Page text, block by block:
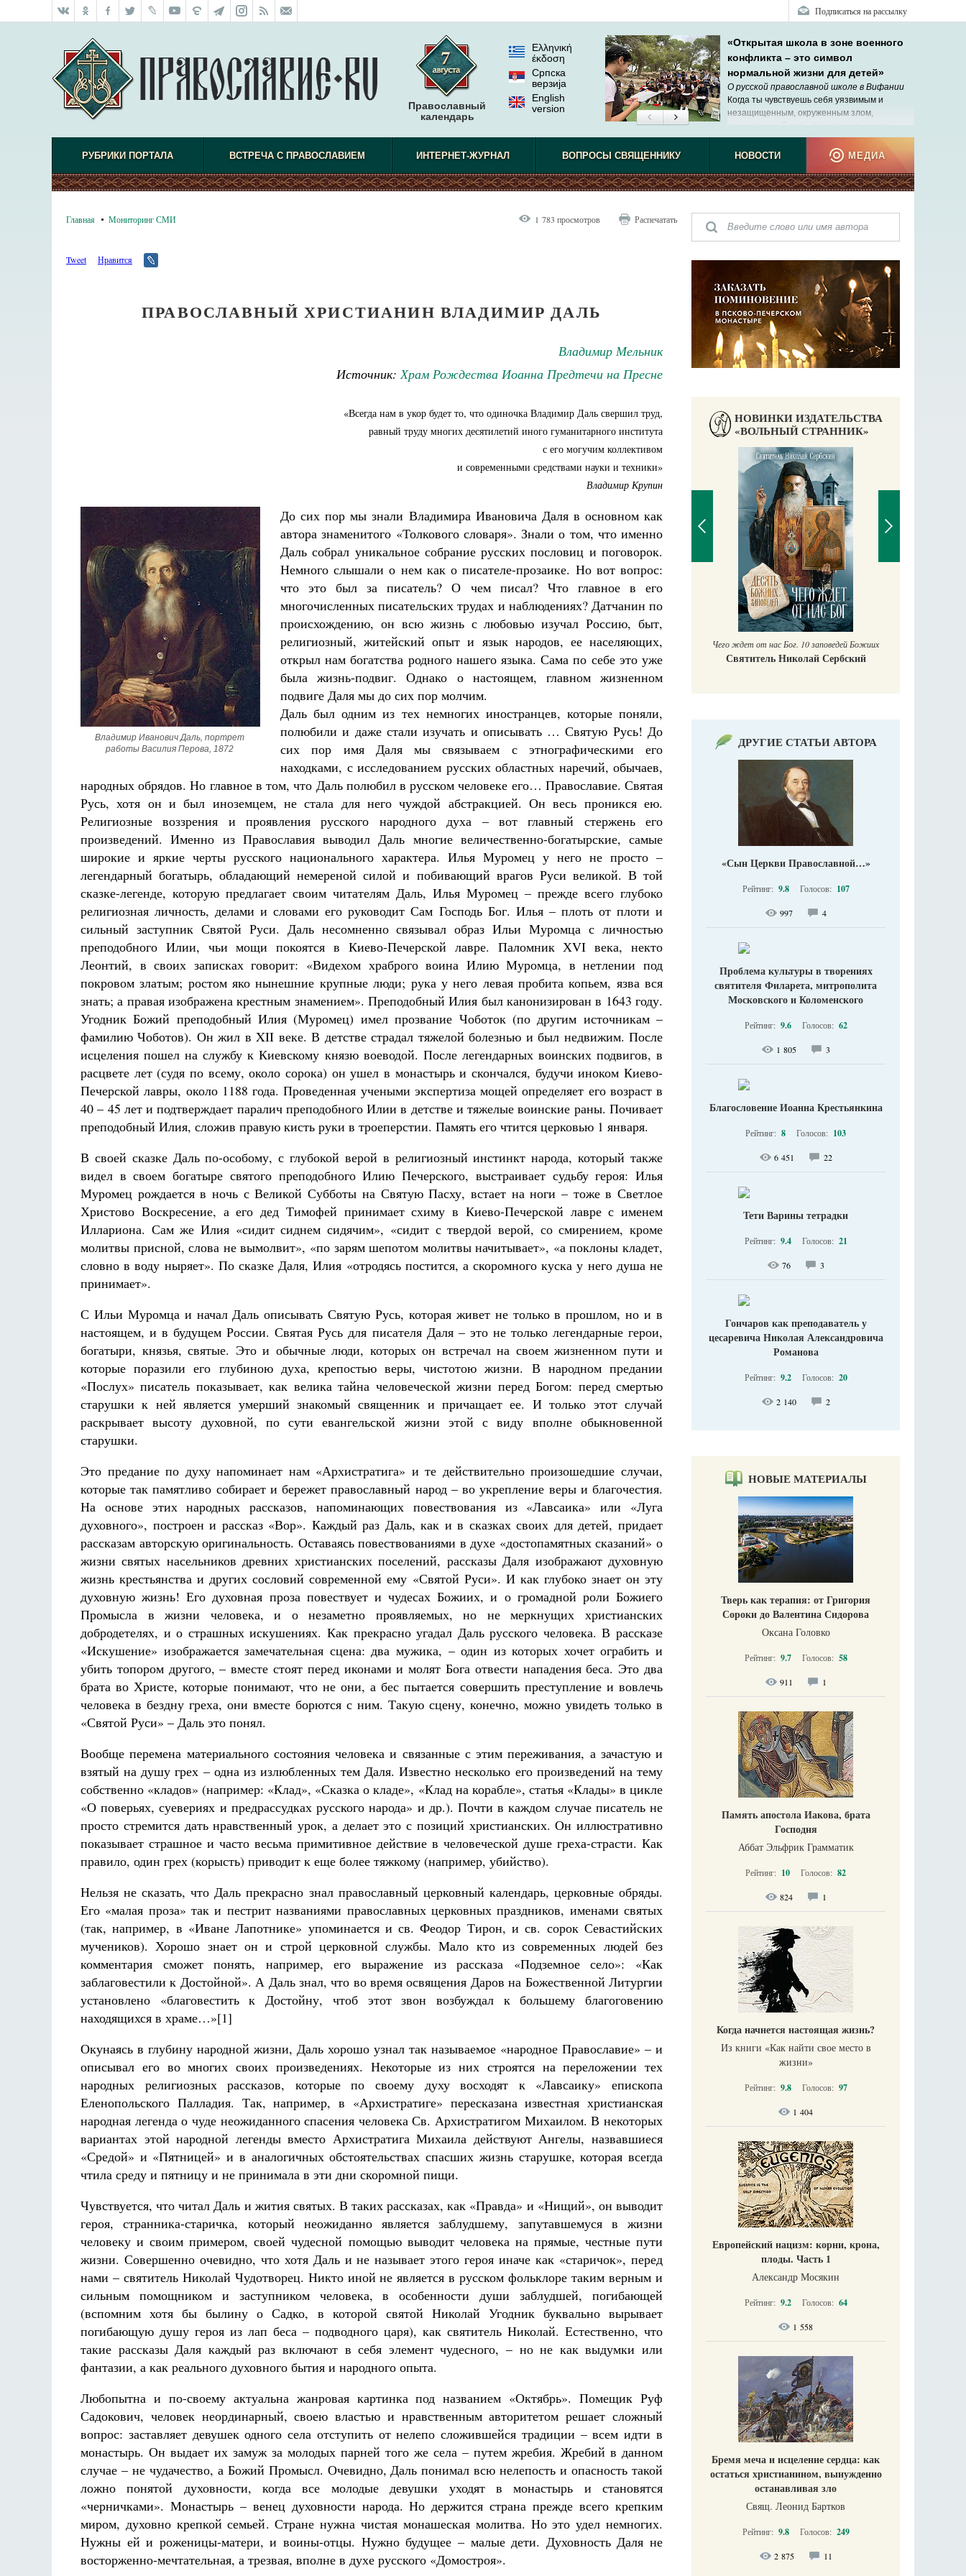
Подписаться на рассылку
Православный
календарь
Ελληνική
έκδοση
Српска
верзиjа
English
version
«Открытая школа в зоне военного
конфликта – это символ
нормальной жизни для детей»
О русской православной школе в Вифании
Когда ты чувствуешь себя уязвимым и
незащищенным, окруженным злом,
прийти помощь, – Господь.
РУБРИКИ ПОРТАЛА ВСТРЕЧА С ПРАВОСЛАВИЕМ ИНТЕРНЕТ-ЖУРНАЛ ВОПРОСЫ СВЯЩЕННИКУ НОВОСТИ МЕДИА
Главная Мониторинг СМИ 1 783 просмотров Распечатать
Tweet Нравится
ПРАВОСЛАВНЫЙ ХРИСТИАНИН ВЛАДИМИР ДАЛЬ
Владимир Мельник
Источник:Храм Рождества Иоанна Предтечи на Пресне
«Всегда нам в укор будет то, что одиночка Владимир Даль свершил труд,
равный труду многих десятилетий иного гуманитарного института
с его могучим коллективом
и современными средствами науки и техники»
Владимир Крупин
Владимир Иванович Даль, портрет
работы Василия Перова, 1872
До сих пор мы знали Владимира Ивановича Даля в основном как
автора знаменитого «Толкового словаря». Знали о том, что именно
Даль собрал уникальное собрание русских пословиц и поговорок.
Немного слышали о нем как о писателе-прозаике. Но вот вопрос:
что это был за писатель? О чем писал? Что главное в его
многочисленных писательских трудах и наблюдениях? Датчанин по
происхождению, он всю жизнь с любовью изучал Россию, быт,
религиозный, житейский опыт и язык народов, ее населяющих,
открыл нам богатства родного нашего языка. Сама по себе это уже
была жизнь-подвиг. Однако о настоящем, главном жизненном
подвиге Даля мы до сих пор молчим.
Даль был одним из тех немногих иностранцев, которые поняли,
полюбили и даже стали изучать и описывать … Святую Русь! До
сих пор имя Даля мы связываем с этнографическими его
находками, с исследованием русских областных наречий, обычаев,
народных обрядов. Но главное в том, что Даль полюбил в русском человеке его… Православие. Святая
Русь, хотя он и был иноземцем, не стала для него чуждой абстракцией. Он весь проникся ею.
Религиозные воззрения и проявления русского народного духа – вот главный стержень его
произведений. Именно из Православия выводил Даль многие величественно-богатырские, самые
широкие и яркие черты русского национального характера. Илья Муромец у него не просто –
легендарный богатырь, обладающий немереной силой и побивающий врагов Руси великой. В той
сказке-легенде, которую предлагает своим читателям Даль, Илья Муромец – прежде всего глубоко
религиозная личность, делами и словами его руководит Сам Господь Бог. Илья – плоть от плоти и
сильный заступник Святой Руси. Даль несомненно связывал образ Ильи Муромца с личностью
преподобного Илии, чьи мощи покоятся в Киево-Печерской лавре. Паломник ХVI века, некто
Леонтий, в своих записках говорит: «Видехом храброго воина Илию Муромца, в нетлении под
покровом златым; ростом яко нынешние крупные люди; рука у него левая пробита копьем, язва вся
знать; а правая изображена крестным знамением». Преподобный Илия был канонизирован в 1643 году.
Угодник Божий преподобный Илия (Муромец) имел прозвание Чоботок (по другим источникам –
фамилию Чоботов). Он жил в XII веке. В детстве страдал тяжелой болезнью и был недвижим. После
исцеления пошел на службу к Киевскому князю воеводой. После легендарных воинских подвигов, в
расцвете лет (судя по всему, около сорока) он ушел в монастырь и скончался, будучи иноком Киево-
Печерской лавры, около 1188 года. Проведенная учеными экспертиза мощей определяет его возраст в
40 – 45 лет и подтверждает паралич преподобного Илии в детстве и тяжелые воинские раны. Почивает
преподобный Илия, сложив правую кисть руки в троеперстии. Память его чтится церковью 1 января.
В своей сказке Даль по-особому, с глубокой верой в религиозный инстинкт народа, который также
видел в своем богатыре святого преподобного Илию Печерского, выстраивает судьбу героя: Илья
Муромец рождается в ночь с Великой Субботы на Святую Пасху, встает на ноги – тоже в Светлое
Христово Воскресение, а его дед Тимофей принимает схиму в Киево-Печерской лавре с именем
Иллариона. Сам же Илия «сидит сиднем сидячим», «сидит с твердой верой, со смирением, кроме
молитвы присной, слова не вымолвит», «по зарям шепотом молитвы начитывает», «а поклоны кладет,
словно в воду ныряет». По сказке Даля, Илия «отродясь постится, а скоромного куска у него душа не
принимает».
С Ильи Муромца и начал Даль описывать Святую Русь, которая живет не только в прошлом, но и в
настоящем, и в будущем России. Святая Русь для писателя Даля – это не только легендарные герои,
богатыри, князья, святые. Это и обычные люди, которых он встречал на своем жизненном пути и
которые поразили его глубиною духа, крепостью веры, чистотою жизни. В народном предании
«Послух» писатель показывает, как велика тайна человеческой жизни перед Богом: перед смертью
старушки к ней является умерший знакомый священник и причащает ее. И только этот случай
раскрывает высоту духовной, по сути евангельской жизни этой с виду вполне обыкновенной
старушки.
Это предание по духу напоминает нам «Архистратига» и те действительно произошедшие случаи,
которые так памятливо собирает и бережет православный народ – во укрепление веры и благочестия.
На основе этих народных рассказов, напоминающих повествования из «Лавсаика» или «Луга
духовного», построен и рассказ «Вор». Каждый раз Даль, как и в сказках своих для детей, придает
рассказам авторскую оригинальность. Оставаясь повествованиями в духе «достопамятных сказаний» о
жизни святых насельников древних христианских поселений, рассказы Даля изображают духовную
жизнь крестьянства и других сословий современной ему «Святой Руси». И как глубоко знает он эту
духовную жизнь! Его духовная проза повествует и чудесах Божиих, и о громадной роли Божиего
Промысла в жизни человека, и о незаметно проявляемых, но не меркнущих христианских
добродетелях, и о страшных искушениях. Как прекрасно угадал Даль русского человека. В рассказе
«Искушение» изображается замечательная сцена: два мужика, – один из которых хочет ограбить и
убить топором другого, – вместе стоят перед иконами и молят Бога отвести нападения беса. Это два
брата во Христе, которые понимают, что не они, а бес пытается совершить преступление и вовлечь
человека в бездну греха, они вместе борются с ним. Такую сцену, конечно, можно увидеть только в
«Святой Руси» – Даль это понял.
Вообще перемена материального состояния человека и связанные с этим переживания, а зачастую и
взятый на душу грех – одна из излюбленных тем Даля. Известно несколько его произведений на тему
собственно «кладов» (например: «Клад», «Сказка о кладе», «Клад на корабле», статья «Клады» в цикле
«О поверьях, суевериях и предрассудках русского народа» и др.). Почти в каждом случае писатель не
просто стремится дать нравственный урок, а делает это с позиций христианских. Он иллюстративно
показывает страшное и часто весьма примитивное действие в человеческой душе греха-страсти. Как
правило, один грех (корысть) приводит к еще более тяжкому (например, убийство).
Нельзя не сказать, что Даль прекрасно знал православный церковный календарь, церковные обряды.
Его «малая проза» так и пестрит названиями православных церковных праздников, именами святых
(так, например, в «Иване Лапотнике» упоминается и св. Феодор Тирон, и св. сорок Севастийских
мучеников). Хорошо знает он и строй церковной службы. Мало кто из современных людей без
комментария сможет понять, например, его выражение из рассказа «Подземное село»: «Как
заблаговестили к Достойной». А Даль знал, что во время освящения Даров на Божественной Литургии
установлено «благовестить к Достойну, чтоб этот звон возбуждал к большему благоговению
находящихся в храме…»[1]
Окунаясь в глубину народной жизни, Даль хорошо узнал так называемое «народное Православие» – и
описывал его во многих своих произведениях. Некоторые из них строятся на переложении тех
народных религиозных рассказов, которые по своему духу восходят к «Лавсаику» епископа
Еленопольского Палладия. Так, например, в «Архистратиге» пересказана известная христианская
народная легенда о чуде неожиданного спасения человека Св. Архистратигом Михаилом. В некоторых
вариантах этой народной легенды вместо Архистратига Михаила действуют Ангелы, назвавшиеся
«Средой» и «Пятницей» и в аналогичных обстоятельствах спасших жизнь старушке, которая всегда
чтила среду и пятницу и не принимала в эти дни скоромной пищи.
Чувствуется, что читал Даль и жития святых. В таких рассказах, как «Правда» и «Нищий», он выводит
героя, странника-старичка, который неожиданно является заблудшему, запутавшемуся в жизни
человеку и своим примером, своей чудесной помощью выводит человека на прямые, честные пути
жизни. Совершенно очевидно, что хотя Даль и не называет этого героя иначе как «старичок», перед
нами – святитель Николай Чудотворец. Никто иной не является в русском фольклоре таким верным и
сильным помощником и заступником человека, в особенности души заблудшей, погибающей
(вспомним хотя бы былину о Садко, в которой святой Николай Угодник буквально вырывает
погибающую душу героя из лап беса – подводного царя), как святитель Николай. Естественно, что
такие рассказы Даля каждый раз включают в себя элемент чудесного, – но не как выдумки или
фантазии, а как реального духовного бытия и народного опыта.
Любопытна и по-своему актуальна жанровая картинка под названием «Октябрь». Помещик Руф
Садокович, человек неординарный, своею властью и нравственным авторитетом решает сложный
вопрос: заставляет девушек одного села отступить от нелепо сложившейся традиции – всем идти в
монастырь. Он выдает их замуж за молодых парней того же села – путем жребия. Жребий в данном
случае – не чудачество, а Божий Промысл. Очевидно, Даль понимал всю нелепость и опасность такой
ложно понятой духовности, когда все молодые девушки уходят в монастырь и становятся
«черничками». Монастырь – венец духовности народа. Но держится страна прежде всего крепким
миром, духовно крепкой семьей. Стране нужна чистая монашеская молитва. Но это удел немногих.
Нужны ей и роженицы-матери, и воины-отцы. Нужно будущее – малые дети. Духовность Даля не
восторженно-мечтательная, а трезвая, вполне в духе русского «Домостроя».
НОВИНКИ ИЗДАТЕЛЬСТВА
«ВОЛЬНЫЙ СТРАННИК»
Разлуки не будет
Фредерика де Грааф Как найти своё место в жизни
Кирилл Мурышев
Великомученик Георгий Победоносец. Научись у
святого
Роман Котов Чего ждет от нас Бог. 10 заповедей Божиих
Святитель Николай Сербский
ДРУГИЕ СТАТЬИ АВТОРА
«Сын Церкви Православной…»
Рейтинг: 9.8 Голосов: 107
997 4
Проблема культуры в творениях
святителя Филарета, митрополита
Московского и Коломенского
Рейтинг: 9.6 Голосов: 62
1 805 3
Благословение Иоанна Крестьянкина
Рейтинг: 8 Голосов: 103
6 451 22
Тети Варины тетрадки
Рейтинг: 9.4 Голосов: 21
76 3
Гончаров как преподаватель у
цесаревича Николая Александровича
Романова
Рейтинг: 9.2 Голосов: 20
2 140 2
НОВЫЕ МАТЕРИАЛЫ
Тверь как терапия: от Григория
Сороки до Валентина Сидорова
Оксана Головко
Рейтинг: 9.7 Голосов: 58
911 1
Память апостола Иакова, брата
Господня
Аббат Эльфрик Грамматик
Рейтинг: 10 Голосов: 82
824 1
Когда начнется настоящая жизнь?
Из книги «Как найти свое место в
жизни​»
Рейтинг: 9.8 Голосов: 97
1 404
Европейский нацизм: корни, крона,
плоды. Часть 1
Александр Мосякин
Рейтинг: 9.2 Голосов: 64
1 558
Бремя меча и исцеление сердца: как
остаться христианином, вынужденно
останавливая зло
Свящ. Леонид Бартков
Рейтинг: 9.8 Голосов: 249
2 875 11